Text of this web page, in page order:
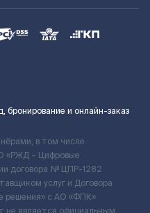
и онлайн-заказ
в том числе
«РЖД – Цифровые
договора № ЦПР-1282
услуг и Договора
решения» c АО «ФПК»